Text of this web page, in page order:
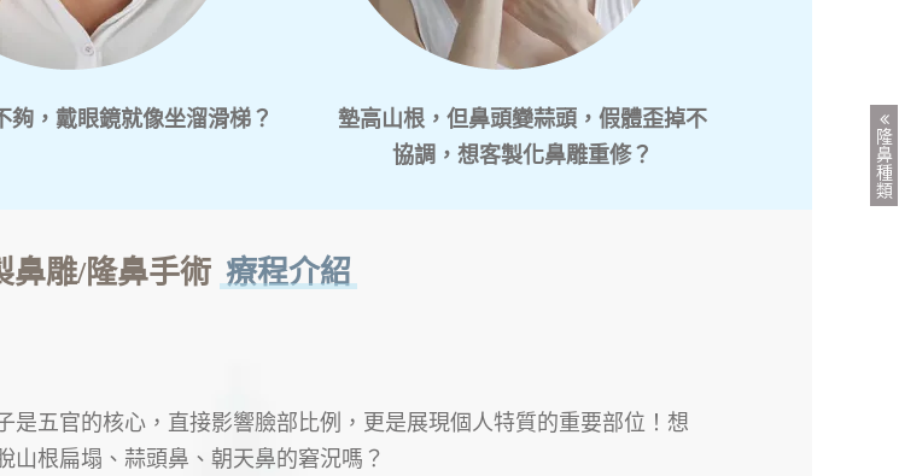
夠，戴眼鏡就像坐溜滑梯？
墊高山根，但鼻頭變蒜頭，假體歪掉不
協調，想客製化鼻雕重修？
鼻雕/隆鼻手術 療程介紹
是五官的核心，直接影響臉部比例，更是展現個人特質的重要部位！想
山根扁塌、蒜頭鼻、朝天鼻的窘況嗎？
隆
鼻
種
類